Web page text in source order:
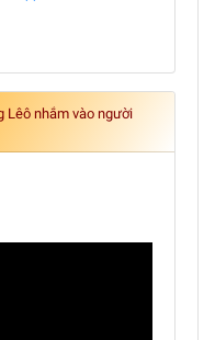
Lêô nhắm vào người